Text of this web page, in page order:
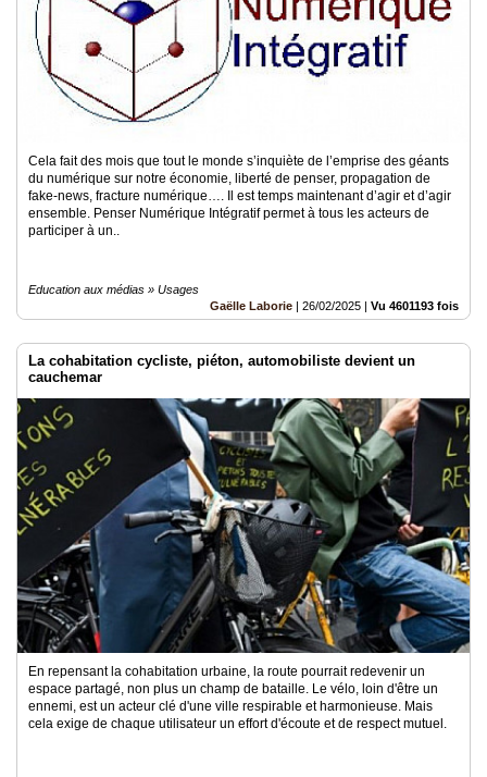
Cela fait des mois que tout le monde s’inquiète de l’emprise des géants
du numérique sur notre économie, liberté de penser, propagation de
fake-news, fracture numérique…. Il est temps maintenant d’agir et d’agir
ensemble. Penser Numérique Intégratif permet à tous les acteurs de
participer à un..
Education aux médias » Usages
Gaëlle Laborie | 26/02/2025 | Vu 4601193 fois
La cohabitation cycliste, piéton, automobiliste devient un
cauchemar
En repensant la cohabitation urbaine, la route pourrait redevenir un
espace partagé, non plus un champ de bataille. Le vélo, loin d'être un
ennemi, est un acteur clé d'une ville respirable et harmonieuse. Mais
cela exige de chaque utilisateur un effort d'écoute et de respect mutuel.